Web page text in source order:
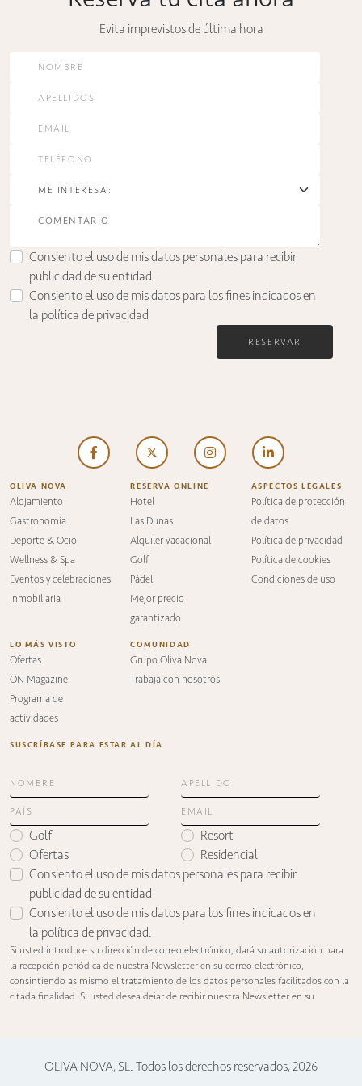
Evita imprevistos de última hora
Consiento el uso de mis datos personales para recibir
publicidad de su entidad
Consiento el uso de mis datos para los fines indicados en
la política de privacidad
RESERVAR
OLIVA NOVA
Alojamiento
Gastronomía
Deporte & Ocio
Wellness & Spa
Eventos y celebraciones
Inmobiliaria
RESERVA ONLINE
Hotel
Las Dunas
Alquiler vacacional
Golf
Pádel
Mejor precio
garantizado
ASPECTOS LEGALES
Política de protección
de datos
Política de privacidad
Política de cookies
Condiciones de uso
LO MÁS VISTO
Ofertas
ON Magazine
Programa de
actividades
COMUNIDAD
Grupo Oliva Nova
Trabaja con nosotros
SUSCRÍBASE PARA ESTAR AL DÍA
Golf
Resort
Ofertas
Residencial
Consiento el uso de mis datos personales para recibir
publicidad de su entidad
Consiento el uso de mis datos para los fines indicados en
la política de privacidad.
Si usted introduce su dirección de correo electrónico, dará su autorización para
la recepción periódica de nuestra Newsletter en su correo electrónico,
consintiendo asimismo el tratamiento de los datos personales facilitados con la
citada finalidad. Si usted desea dejar de recibir nuestra Newsletter en su
Puede dirigirse a nosotros para saber qué información tenemos sobre usted,
OLIVA NOVA, SL. Todos los derechos reservados, 2026